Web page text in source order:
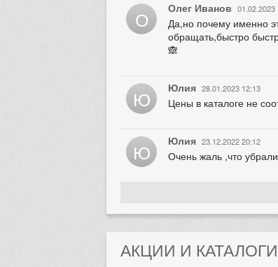
О Олег Иванов 01.02.2023
Да,но почему именно
обращать,быстро
🙈
Ю Юлия 28.01.2023 12:13
Цены в каталоге не
Ю Юлия 23.12.2022 20:12
Очень жаль ,что
АКЦИИ И